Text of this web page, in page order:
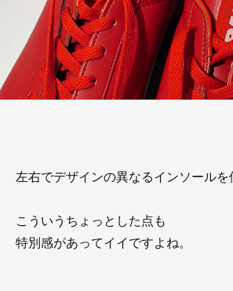
左右でデザインの異なるインソールを
こういうちょっとした点も
特別感があってイイですよね。